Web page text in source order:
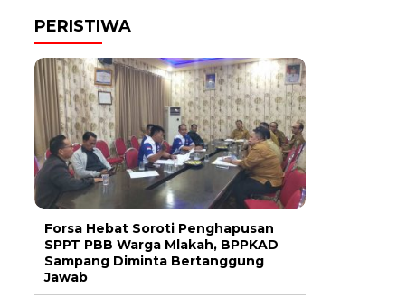
PERISTIWA
Forsa Hebat Soroti Penghapusan
SPPT PBB Warga Mlakah, BPPKAD
Sampang Diminta Bertanggung
Jawab